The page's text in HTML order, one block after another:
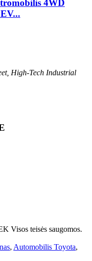
4WD
High-Tech Industrial
Visos teisės saugomos.
, Automobilis Toyota,